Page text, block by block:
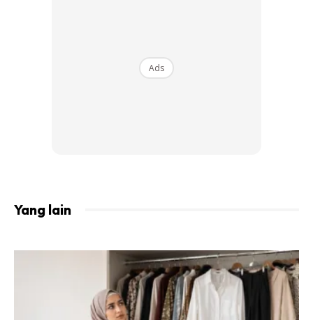
Alhamdulillah…Anak ku bergelar ‘Suami’ dan aku dapat
hati kecil ini Sekarang ada kurang 3 bulan sebelum
Ads
Yang lain